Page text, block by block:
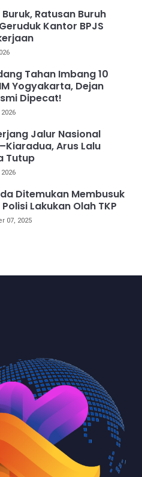
Ratusan Buruh
Kantor BPJS
Tahan Imbang 10
Yogyakarta, Dejan
Dipecat!
Jalur Nasional
Arus Lalu
Tutup
Ditemukan Membusuk
Lakukan Olah TKP
07, 2025